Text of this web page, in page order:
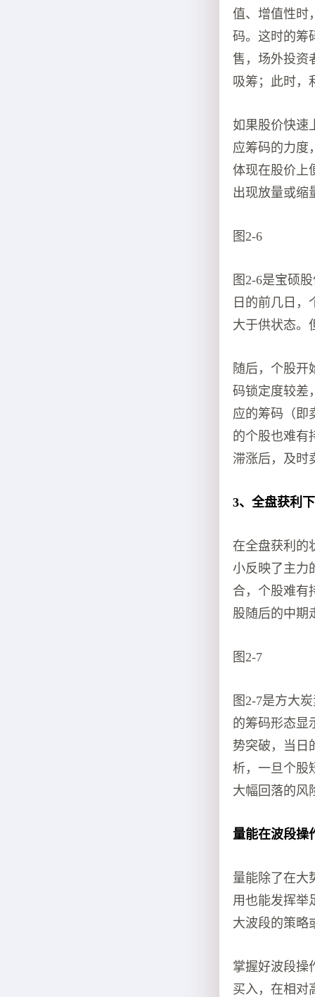
值、增值性时
码。这时的筹
售，场外投资
吸筹；此时，
如果股价快速
应筹码的力度
体现在股价上
出现放量或缩
图2-6
图2-6是宝硕
日的前几日
大于供状态。
随后，个股开
码锁定度较差
应的筹码（即
的个股也难有
滞涨后，及时
3、全盘获利
在全盘获利的
小反映了主力
合，个股难有
股随后的中期
图2-7
图2-7是方大
的筹码形态显
势突破，当日
析，一旦个股
大幅回落的风
量能在波段操
量能除了在大
用也能发挥举
大波段的策略
掌握好波段操
买入，在相对